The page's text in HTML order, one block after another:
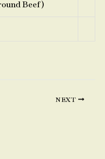
Beef)
NEXT